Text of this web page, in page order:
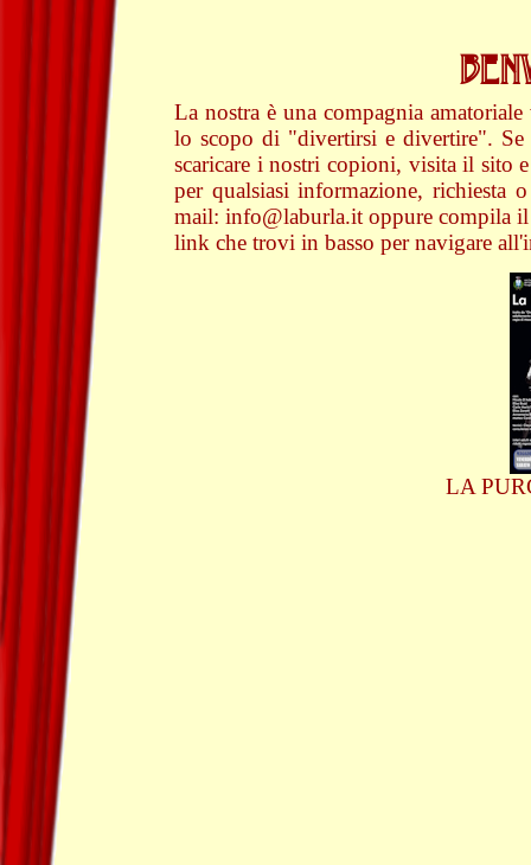
La nostra è una compagnia
lo scopo di "divertirsi e divertire". Se
scaricare i nostri copioni, visita il sito
per qualsiasi informazione, richiesta
mail: info@laburla.it oppure compila
link che trovi in basso per navigare
LA